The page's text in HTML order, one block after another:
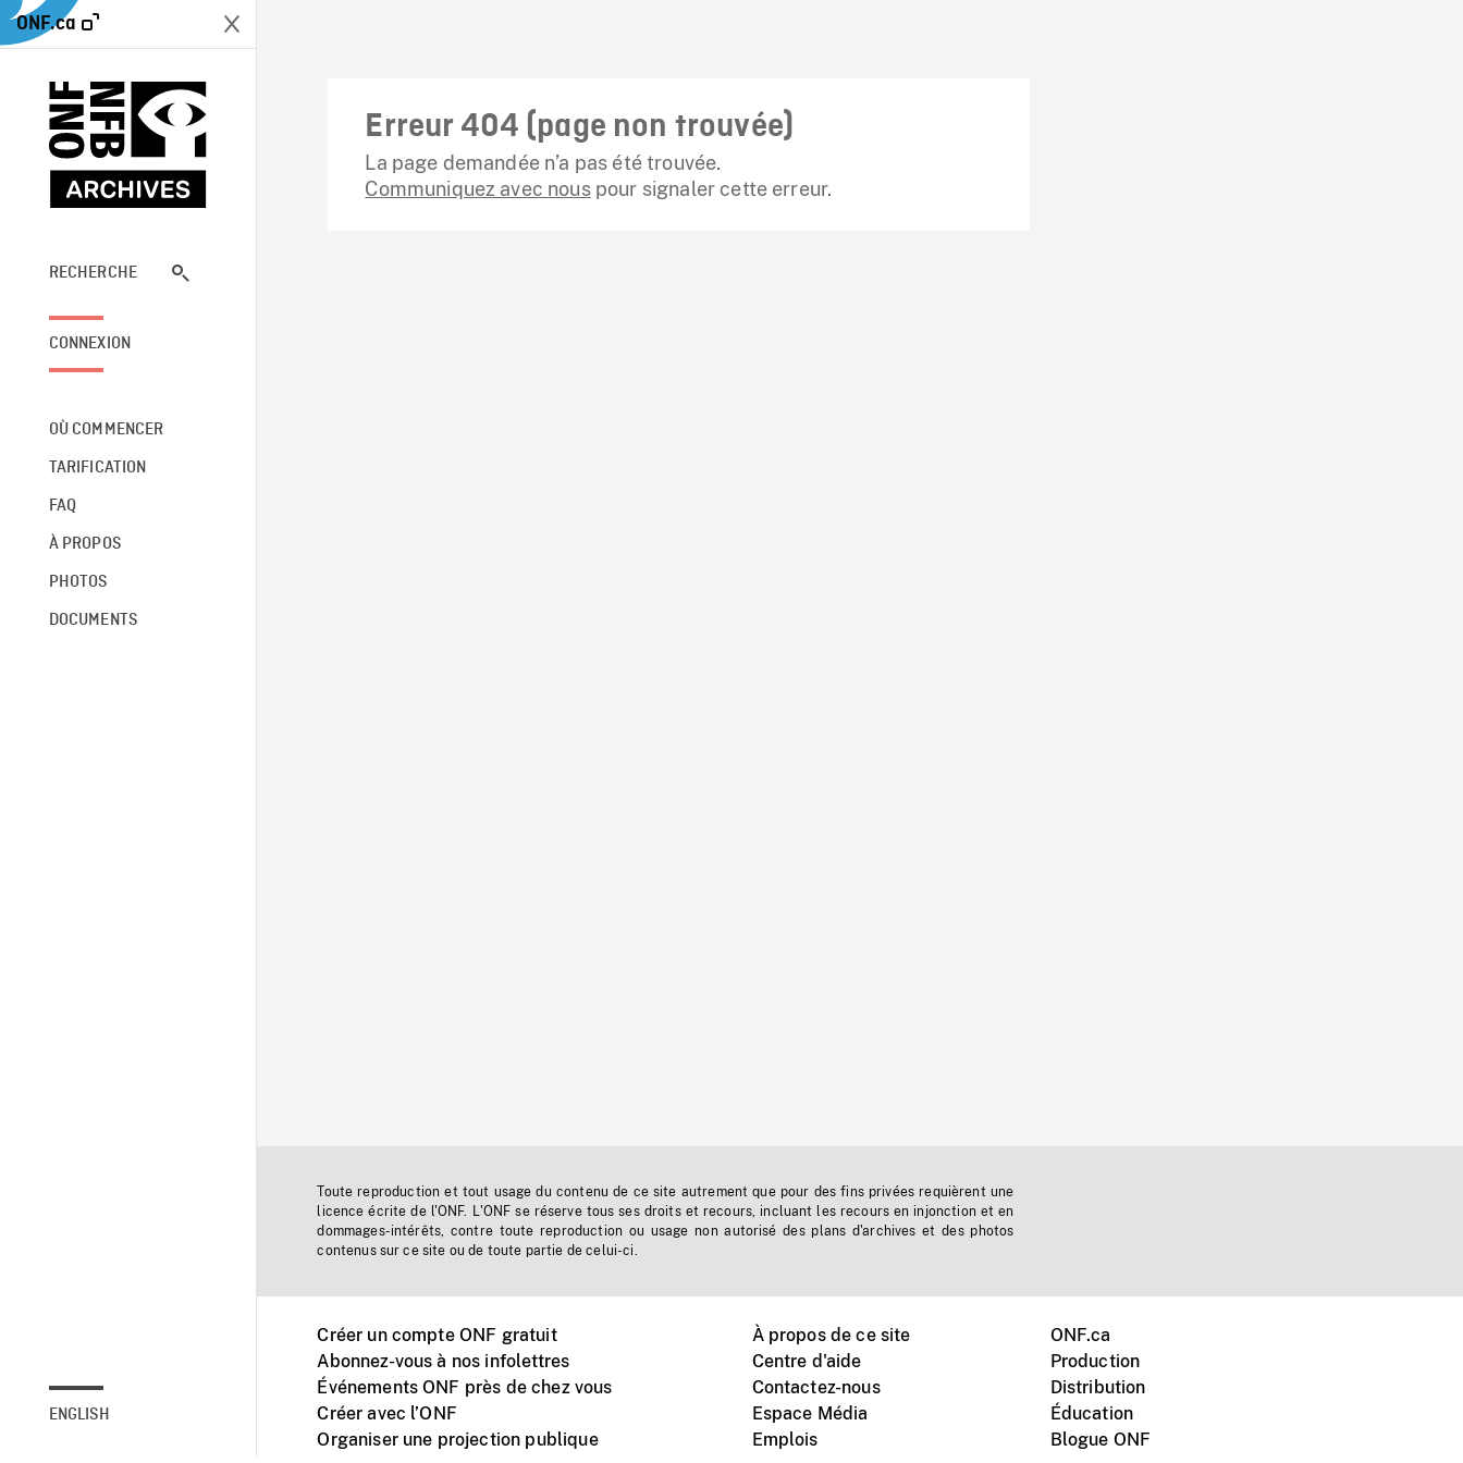
ONF.ca
RECHERCHE
CONNEXION
OÙ COMMENCER
TARIFICATION
FAQ
À PROPOS
PHOTOS
DOCUMENTS
ENGLISH
Erreur 404 (page non trouvée)
La page demandée n’a pas été trouvée.
Communiquez avec nouspour signaler cette erreur.
Toute reproduction et tout usage du contenu de ce site autrement que pour des fins privées requièrent une
licence écrite de l'ONF. L'ONF se réserve tous ses droits et recours, incluant les recours en injonction et en
dommages-intérêts, contre toute reproduction ou usage non autorisé des plans d'archives et des photos
contenus sur ce site ou de toute partie de celui-ci.
Créer un compte ONF gratuit
Abonnez-vous à nos infolettres
Événements ONF près de chez vous
Créer avec l’ONF
Organiser une projection publique
À propos de ce site
Centre d'aide
Contactez-nous
Espace Média
Emplois
ONF.ca
Production
Distribution
Éducation
Blogue ONF